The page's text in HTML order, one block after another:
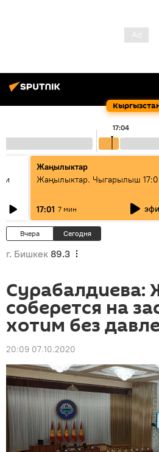
17:04
Жаңылыктар
Жаңылыктар. Чыгарылыш
17:01 7 мин
Вчера Сегодня
г. Бишкек 89.3
Сурабалдиева:
соберется на
хотим без
20:09 07.10.2020